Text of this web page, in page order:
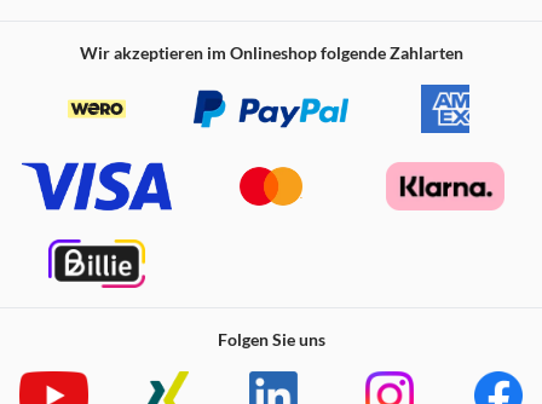
Wir akzeptieren im Onlineshop folgende Zahlarten
Folgen Sie uns